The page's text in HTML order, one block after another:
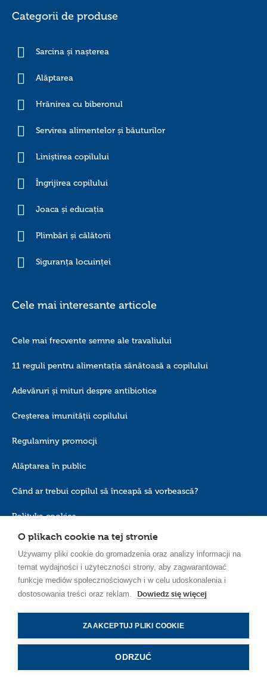
Categorii de produse
Sarcina și nașterea
Alăptarea
Hrănirea cu biberonul
Servirea alimentelor și băuturilor
Liniștirea copilului
Îngrijirea copilului
Joaca și educația
Plimbări și călătorii
Siguranța locuinței
Cele mai interesante articole
Cele mai frecvente semne ale travaliului
11 reguli pentru alimentația sănătoasă a copilului
Adevăruri și mituri despre antibiotice
Creșterea imunității copilului
Regulaminy promocji
Alăptarea în public
Când ar trebui copilul să înceapă să vorbească?
Polityka cookies
O plikach cookie na tej stronie
Używamy pliki cookie do gromadzenia oraz analizy informacji na
temat wydajności i użyteczności strony, aby zagwarantować
funkcje mediów społecznościowych i w celu udoskonalenia i
dostosowania treści oraz reklam.
Dowiedz się więcej
ZAAKCEPTUJ PLIKI COOKIE
ODRZUĆ